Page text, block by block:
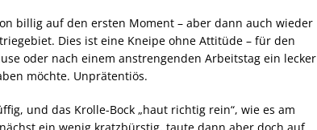
billig auf den ersten Moment – aber dann auch wieder
Dies ist eine Kneipe ohne Attitüde – für den
oder nach einem anstrengenden Arbeitstag ein lecker
möchte. Unprätentiös.
und das Krolle-Bock „haut richtig rein“, wie es am